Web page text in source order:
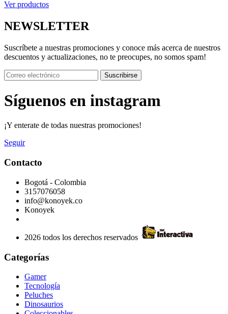
Ver productos
NEWSLETTER
Suscríbete a nuestras promociones y conoce más acerca de nuestros
descuentos y actualizaciones, no te preocupes, no somos spam!
Suscribirse
Síguenos en instagram
¡Y enterate de todas nuestras promociones!
Seguir
Contacto
Bogotá - Colombia
3157076058
info@konoyek.co
Konoyek
2026 todos los derechos reservados
Categorías
Gamer
Tecnología
Peluches
Dinosaurios